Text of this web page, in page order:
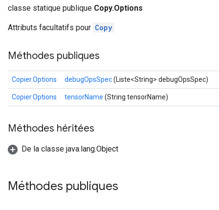
classe statique publique Copy.Options
Attributs facultatifs pour Copy
Méthodes publiques
Copier.Options debugOpsSpec(Liste<String> debugOpsSpec)
Copier.Options tensorName (String tensorName)
Méthodes héritées
De la classe java.lang.Object
Méthodes publiques